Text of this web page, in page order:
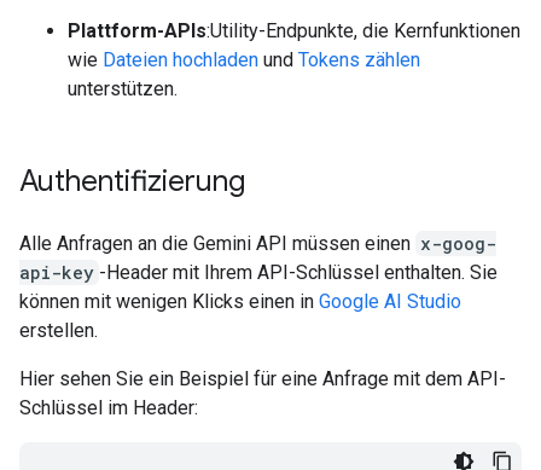
Plattform-APIs:Utility-Endpunkte, die Kernfunktionen
wie Dateien hochladen und Tokens zählen
unterstützen.
Authentifizierung
Alle Anfragen an die Gemini API müssen einen x-goog-
api-key -Header mit Ihrem API-Schlüssel enthalten. Sie
können mit wenigen Klicks einen in Google AI Studio
erstellen.
Hier sehen Sie ein Beispiel für eine Anfrage mit dem API-
Schlüssel im Header: